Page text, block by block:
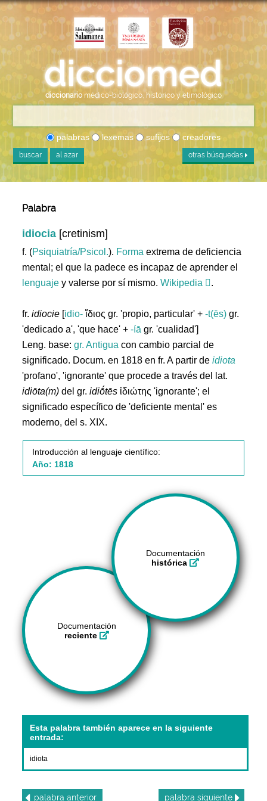
diccionario médico-biológico, histórico y etimológico
palabras lexemas sufijos creadores
buscar al azar otras búsquedas
Palabra
idiocia [cretinism]
f. (Psiquiatría/Psicol.). Forma extrema de deficiencia
mental; el que la padece es incapaz de aprender el
lenguaje y valerse por sí mismo.Wikipedia .
fr.idiocie [idio- ἴδιος gr. 'propio, particular' +-t(ēs) gr.
'dedicado a', 'que hace' +-íā gr. 'cualidad']
Leng. base:gr. Antigua con cambio parcial de
significado. Docum. en 1818 en fr. A partir deidiota
'profano', 'ignorante' que procede a través del lat.
idiōta(m) del gr.idiṓtēs ἰδιώτης 'ignorante'; el
significado específico de 'deficiente mental' es
moderno, del s. XIX.
Introducción al lenguaje científico:
Año: 1818
Documentación
histórica
Documentación
reciente
Esta palabra también aparece en la siguiente
entrada:
idiota
palabra anterior palabra siguiente